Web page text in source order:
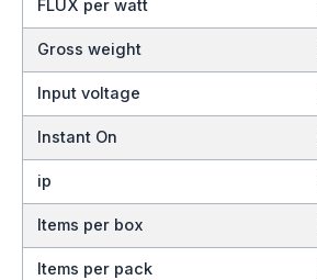
FLUX per watt
Gross weight
Input voltage
Instant On
ip
Items per box
Items per pack